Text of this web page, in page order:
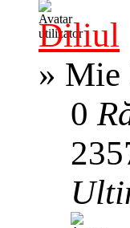
Diliul
» Mie
0